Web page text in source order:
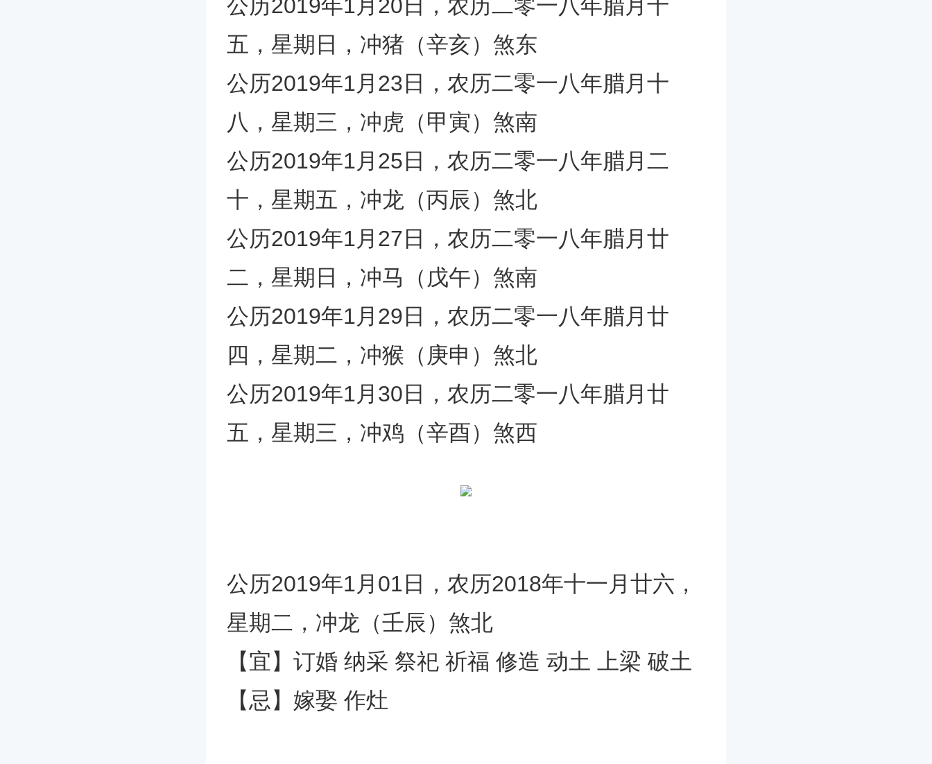
公历2019年1月20日，农历二零一八年腊月十
五，星期日，冲猪（辛亥）煞东
公历2019年1月23日，农历二零一八年腊月十
八，星期三，冲虎（甲寅）煞南
公历2019年1月25日，农历二零一八年腊月二
十，星期五，冲龙（丙辰）煞北
公历2019年1月27日，农历二零一八年腊月廿
二，星期日，冲马（戊午）煞南
公历2019年1月29日，农历二零一八年腊月廿
四，星期二，冲猴（庚申）煞北
公历2019年1月30日，农历二零一八年腊月廿
五，星期三，冲鸡（辛酉）煞西
公历2019年1月01日，农历2018年十一月廿六，
星期二，冲龙（壬辰）煞北
【宜】订婚 纳采 祭祀 祈福 修造 动土 上梁 破土
【忌】嫁娶 作灶